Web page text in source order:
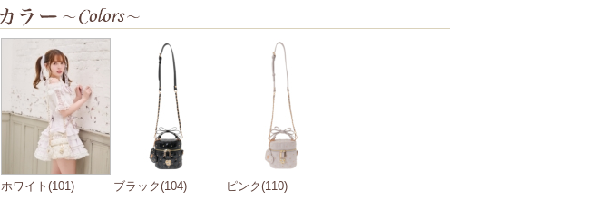
ホワイト(101) ブラック(104) ピンク(110)